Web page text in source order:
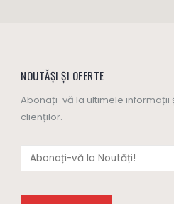
NOUTĂȘI ȘI OFERTE
Abonați-vă la ultimele informații
clienților.